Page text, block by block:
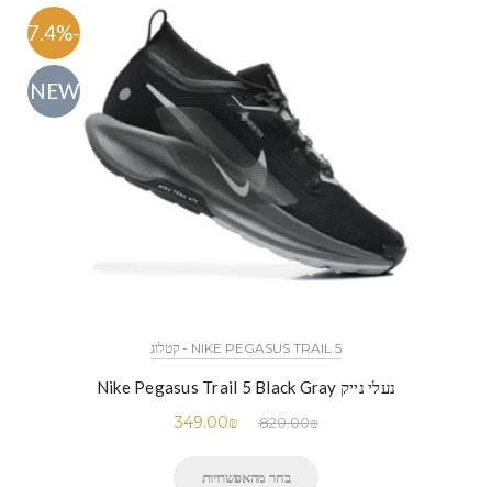
-57.4%
NEW
NIKE PEGASUS TRAIL 5 - קטלוג
נעלי נייק Nike Pegasus Trail 5 Black Gray
820.00₪
349.00₪
בחר מהאפשרויות